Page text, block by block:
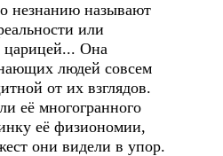
незнанию называют
или
царицей... Она
людей совсем
от их взглядов.
её многогранного
её физиономии,
они видели в упор.